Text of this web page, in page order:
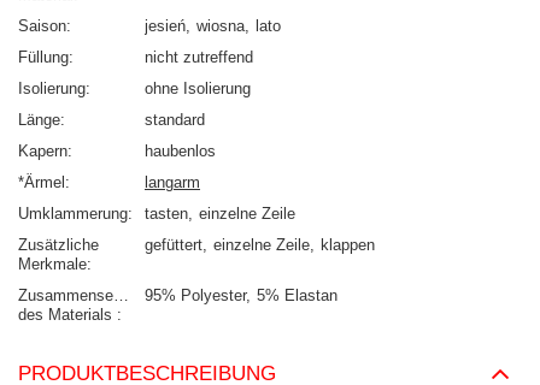
Saison jesień wiosna
lato
Füllung
nicht zutreffend
Isolierung
ohne Isolierung
Länge
standard
Kapern
haubenlos
*Ärmel
langarm
Umklammerung
tasten einzelne Zeile
Zusätzliche
Merkmale
gefüttert einzelne Zeile klappen
Zusammensetzung
des Materials
95% Polyester 5% Elastan
PRODUKTBESCHREIBUNG